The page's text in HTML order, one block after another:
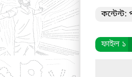
কন্টেন্ট:
ফাইল ১